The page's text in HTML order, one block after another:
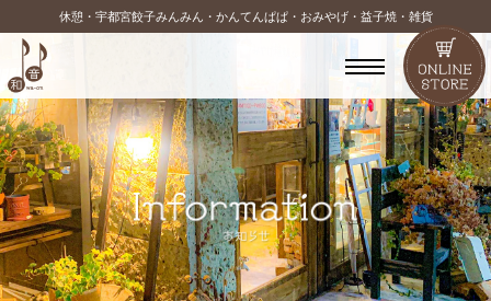
休憩・宇都宮餃子みんみん・かんてんぱぱ・おみやげ・益子焼・雑貨